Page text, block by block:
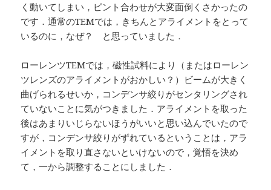
く動いてしまい，ピント合わせが大変面倒くさかったの
です．通常のTEMでは，きちんとアライメントをとって
いるのに，なぜ？ と思っていました．
ローレンツTEMでは，磁性試料により（またはローレン
ツレンズのアライメントがおかしい？）ビームが大きく
曲げられるせいか，コンデンサ絞りがセンタリングされ
ていないことに気がつきました．アライメントを取った
後はあまりいじらないほうがいいと思い込んでいたので
すが，コンデンサ絞りがずれているということは，アラ
イメントを取り直さないといけないので，覚悟を決め
て，一から調整することにしました．